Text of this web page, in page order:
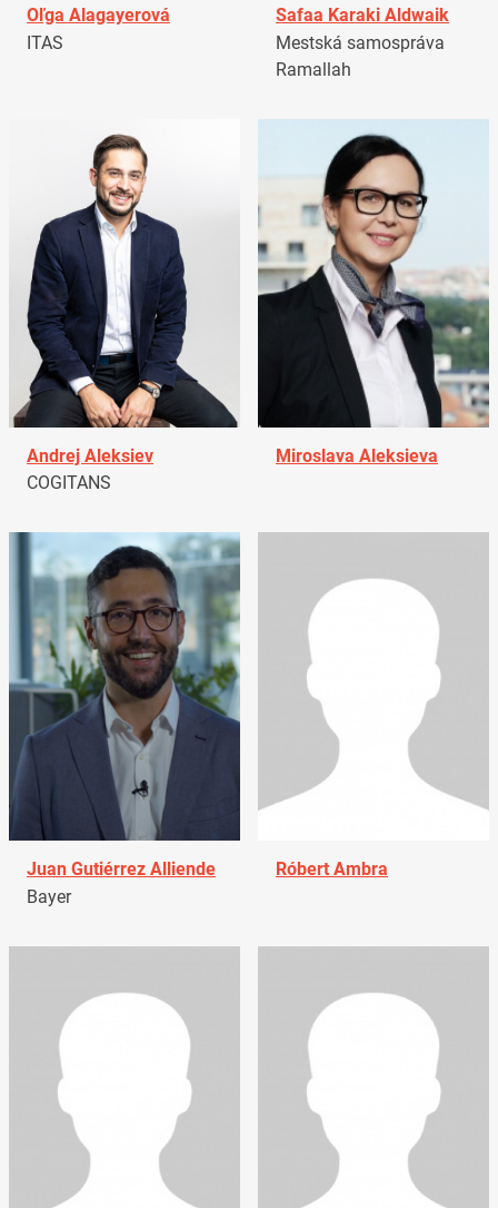
Oľga Alagayerová
ITAS
Safaa Karaki Aldwaik
Mestská samospráva
Ramallah
Andrej Aleksiev
COGITANS
Miroslava Aleksieva
Juan Gutiérrez Alliende
Bayer
Róbert Ambra